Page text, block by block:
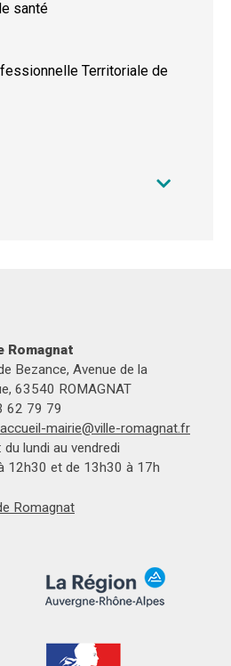
santé
Territoriale de
Romagnat
Bezance, Avenue de la
63540 ROMAGNAT
62 79 79
accueil-mairie@ville-romagnat.fr
du lundi au vendredi
12h30 et de 13h30 à 17h
Romagnat